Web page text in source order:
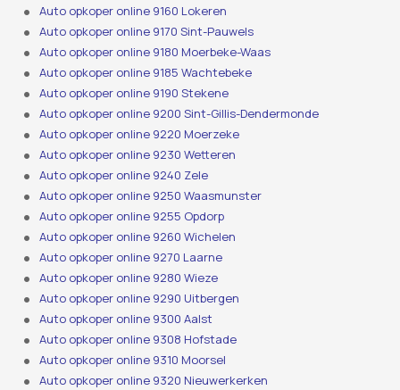
Auto opkoper online 9160 Lokeren
Auto opkoper online 9170 Sint-Pauwels
Auto opkoper online 9180 Moerbeke-Waas
Auto opkoper online 9185 Wachtebeke
Auto opkoper online 9190 Stekene
Auto opkoper online 9200 Sint-Gillis-Dendermonde
Auto opkoper online 9220 Moerzeke
Auto opkoper online 9230 Wetteren
Auto opkoper online 9240 Zele
Auto opkoper online 9250 Waasmunster
Auto opkoper online 9255 Opdorp
Auto opkoper online 9260 Wichelen
Auto opkoper online 9270 Laarne
Auto opkoper online 9280 Wieze
Auto opkoper online 9290 Uitbergen
Auto opkoper online 9300 Aalst
Auto opkoper online 9308 Hofstade
Auto opkoper online 9310 Moorsel
Auto opkoper online 9320 Nieuwerkerken